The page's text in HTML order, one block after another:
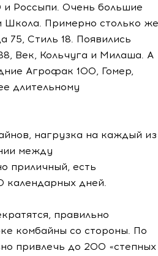
и Россыпи. Очень большие
Школа. Примерно столько же
75, Стиль 18. Появились
Век, Кольчуга и Милаша. А
Агрофак 100, Гомер,
длительному
нагрузка на каждый из
между
приличный, есть
календарных дней.
правильно
комбайны со стороны. По
привлечь до 200 «степных